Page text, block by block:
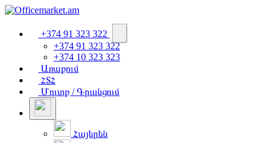
+374 91 323 322
+374 91 323 322
+374 10 323 323
Առաքում
ՀՏՀ
Մուտք / Գրանցում
Հայերեն